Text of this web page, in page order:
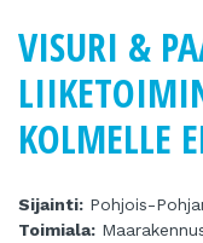
VISURI &
KOLMELLE
Sijainti: Pohjois-
Toimiala: